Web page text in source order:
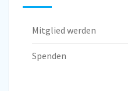
Mitglied werden
Spenden